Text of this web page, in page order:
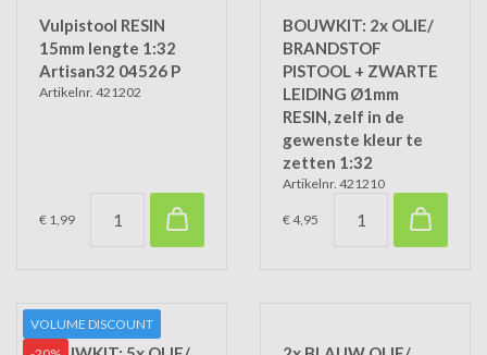
Vulpistool RESIN
15mm lengte 1:32
Artisan32 04526 P
Artikelnr. 421202
€ 1,99
BOUWKIT: 2x OLIE/
BRANDSTOF
PISTOOL + ZWARTE
LEIDING Ø1mm
RESIN, zelf in de
gewenste kleur te
zetten 1:32
Artikelnr. 421210
€ 4,95
VOLUME DISCOUNT